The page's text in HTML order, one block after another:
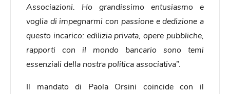
Associazioni. Ho grandissimo entusiasmo e
voglia di impegnarmi con passione e dedizione a
questo incarico: edilizia privata, opere pubbliche,
rapporti con il mondo bancario sono temi
essenziali della nostra politica associativa”.
Il mandato di Paola Orsini coincide con il